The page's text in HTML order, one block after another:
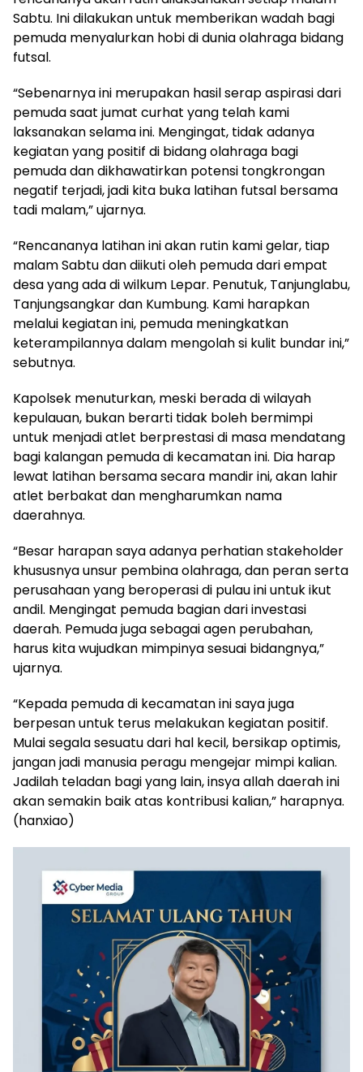
Sabtu. Ini dilakukan untuk memberikan wadah bagi
pemuda menyalurkan hobi di dunia olahraga bidang
futsal.
“Sebenarnya ini merupakan hasil serap aspirasi dari
pemuda saat jumat curhat yang telah kami
laksanakan selama ini. Mengingat, tidak adanya
kegiatan yang positif di bidang olahraga bagi
pemuda dan dikhawatirkan potensi tongkrongan
negatif terjadi, jadi kita buka latihan futsal bersama
tadi malam,” ujarnya.
“Rencananya latihan ini akan rutin kami gelar, tiap
malam Sabtu dan diikuti oleh pemuda dari empat
desa yang ada di wilkum Lepar. Penutuk, Tanjunglabu,
Tanjungsangkar dan Kumbung. Kami harapkan
melalui kegiatan ini, pemuda meningkatkan
keterampilannya dalam mengolah si kulit bundar ini,”
sebutnya.
Kapolsek menuturkan, meski berada di wilayah
kepulauan, bukan berarti tidak boleh bermimpi
untuk menjadi atlet berprestasi di masa mendatang
bagi kalangan pemuda di kecamatan ini. Dia harap
lewat latihan bersama secara mandir ini, akan lahir
atlet berbakat dan mengharumkan nama
daerahnya.
“Besar harapan saya adanya perhatian stakeholder
khususnya unsur pembina olahraga, dan peran serta
perusahaan yang beroperasi di pulau ini untuk ikut
andil. Mengingat pemuda bagian dari investasi
daerah. Pemuda juga sebagai agen perubahan,
harus kita wujudkan mimpinya sesuai bidangnya,”
ujarnya.
“Kepada pemuda di kecamatan ini saya juga
berpesan untuk terus melakukan kegiatan positif.
Mulai segala sesuatu dari hal kecil, bersikap optimis,
jangan jadi manusia peragu mengejar mimpi kalian.
Jadilah teladan bagi yang lain, insya allah daerah ini
akan semakin baik atas kontribusi kalian,” harapnya.
(hanxiao)